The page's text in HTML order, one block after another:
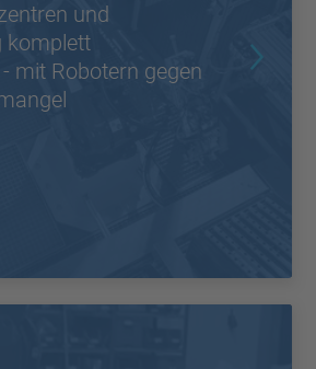
und
komplett
mit Robotern gegen